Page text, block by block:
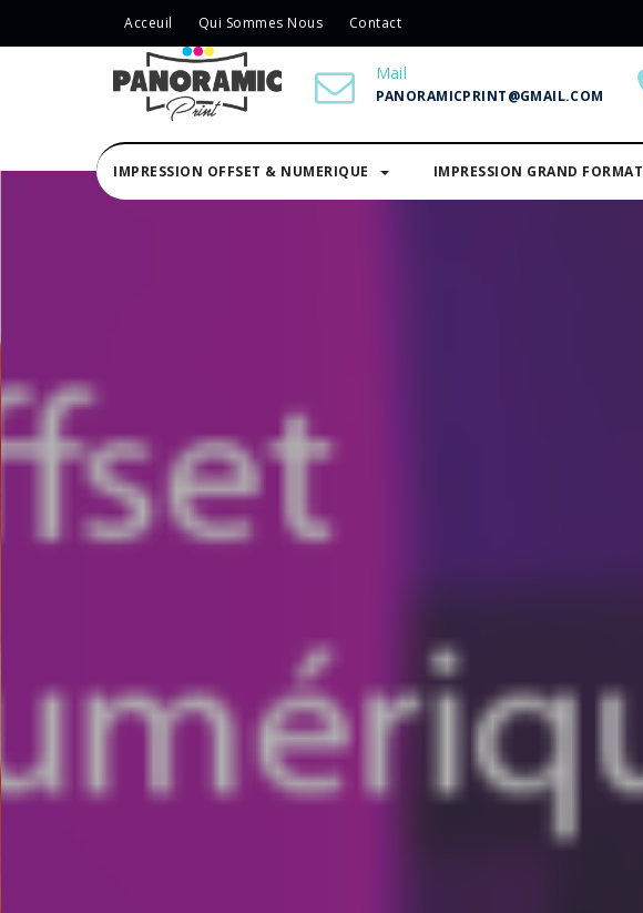
Acceuil Qui Sommes Nous Contact
Mail
PANORAMICPRINT@GMAIL.COM
IMPRESSION OFFSET & NUMERIQUE IMPRESSION GRAND FORMAT